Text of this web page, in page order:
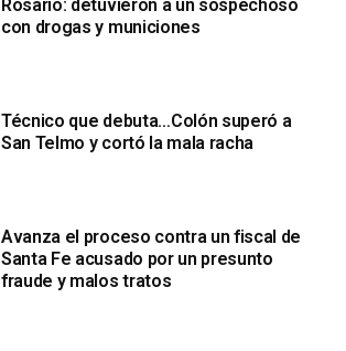
Rosario: detuvieron a un sospechoso
con drogas y municiones
Técnico que debuta…Colón superó a
San Telmo y cortó la mala racha
Avanza el proceso contra un fiscal de
Santa Fe acusado por un presunto
fraude y malos tratos